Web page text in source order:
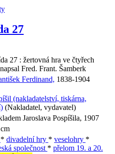
27
27 : žertovná hra ve čtyřech
Fred. Frant. Šamberk
Ferdinand, 1838-1904
(nakladatelství, tiskárna,
(Nakladatel, vydavatel)
Jaroslava Pospíšila, 1907
* divadelní hry * veselohry *
společnost * přelom 19. a 20.